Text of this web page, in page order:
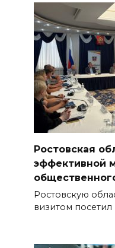
Ростовская
эффективной
Ростовскую
визитом посетил